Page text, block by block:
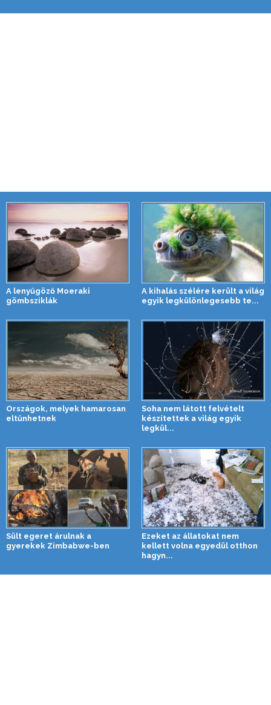
A lenyűgöző Moeraki
gömbsziklák
A kihalás szélére került a világ
egyik legkülönlegesebb te...
Országok, melyek hamarosan
eltűnhetnek
Soha nem látott felvételt
készítettek a világ egyik
legkül...
Sült egeret árulnak a
gyerekek Zimbabwe-ben
Ezeket az állatokat nem
kellett volna egyedül otthon
hagyn...